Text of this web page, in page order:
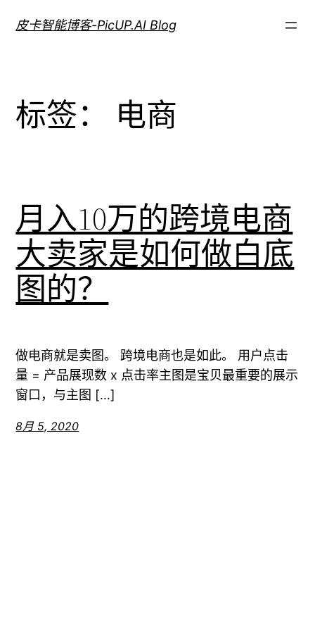
皮卡智能博客-PicUP.AI Blog
标签： 电商
月入10万的跨境电商
大卖家是如何做白底
图的？
做电商就是卖图。 跨境电商也是如此。 用户点击
量 = 产品展现数 x 点击率主图是宝贝最重要的展示
窗口，与主图 […]
8月 5, 2020